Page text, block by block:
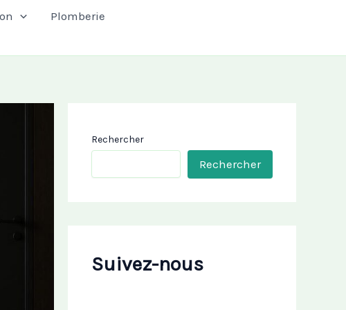
Plomberie
Rechercher
Rechercher
Suivez-nous